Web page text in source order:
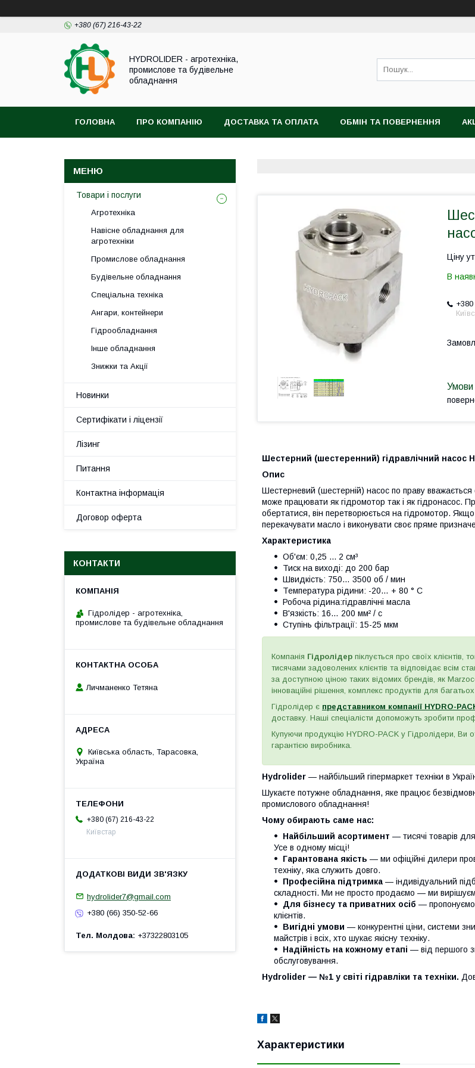
+380 (67) 216-43-22
HYDROLIDER - агротехніка,
промислове та будівельне
обладнання
ГОЛОВНА ПРО КОМПАНІЮ ДОСТАВКА ТА ОПЛАТА ОБМІН ТА ПОВЕРНЕННЯ
Ціну
В
Шестерний (шестеренний) гідравлічний насос
Опис
Шестерневий (шестерній) насос по праву
може працювати як гідромотор так і як гідронасос.
обертатися, він перетворюється на гідромотор.
перекачувати масло і виконувати своє пряме
Характеристика
Об'єм: 0,25 ... 2 см³
Тиск на виході: до 200 бар
Швидкість: 750… 3500 об / мин
Температура рідини: -20… + 80 ° C
Робоча рідина:гідравлічні масла
В'язкість: 16… 200 мм² / с
Ступінь фільтрації: 15-25 мкм
Компанія Гідролідер піклується про своїх клієнтів,
тисячами задоволених клієнтів та відповідає всім
за доступною ціною таких відомих брендів, як
інноваційні рішення, комплекс продуктів для
Гідролідер є представником компанії HYDRO-
доставку. Наші спеціалісти допоможуть зробити
Купуючи продукцію HYDRO-PACK у Гідролідери, Ви
гарантією виробника.
Hydrolider — найбільший гіпермаркет техніки в
Шукаєте потужне обладнання, яке працює
промислового обладнання!
Чому обирають саме нас:
Найбільший асортимент — тисячі товарів
Усе в одному місці!
Гарантована якість — ми офіційні дилери
техніку, яка служить довго.
Професійна підтримка — індивідуальний
складності. Ми не просто продаємо — ми
Для бізнесу та приватних осіб — пропонуємо
клієнтів.
Вигідні умови — конкурентні ціни, системи
майстрів і всіх, хто шукає якісну техніку.
Надійність на кожному етапі — від першого
обслуговування.
Hydrolider — №1 у світі гідравліки та техніки.
Характеристики
Товари і послуги
Агротехніка
Навісне обладнання для
агротехніки
Промислове обладнання
Будівельне обладнання
Спеціальна техніка
Ангари, контейнери
Гідрообладнання
Інше обладнання
Знижки та Акції
Новинки
Сертифікати і ліцензії
Лізинг
Питання
Контактна інформація
Договор оферта
КОНТАКТИ
Гідролідер - агротехніка,
промислове та будівельне обладнання
Личманенко Тетяна
Київська область, Тарасовка,
Україна
+380 (67) 216-43-22
Київстар
hydrolider7@gmail.com
+380 (66) 350-52-66
Тел. Молдова +37322803105